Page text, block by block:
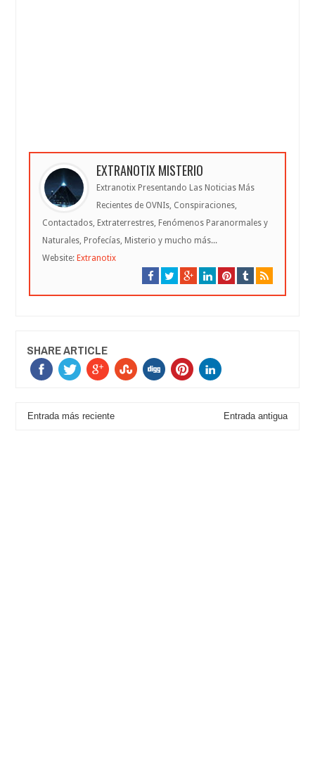
EXTRANOTIX MISTERIO
Extranotix Presentando Las Noticias Más
Recientes de OVNIs, Conspiraciones,
Contactados, Extraterrestres, Fenómenos Paranormales y
Naturales, Profecías, Misterio y mucho más...
Website: Extranotix
SHARE ARTICLE
Entrada más reciente Entrada antigua